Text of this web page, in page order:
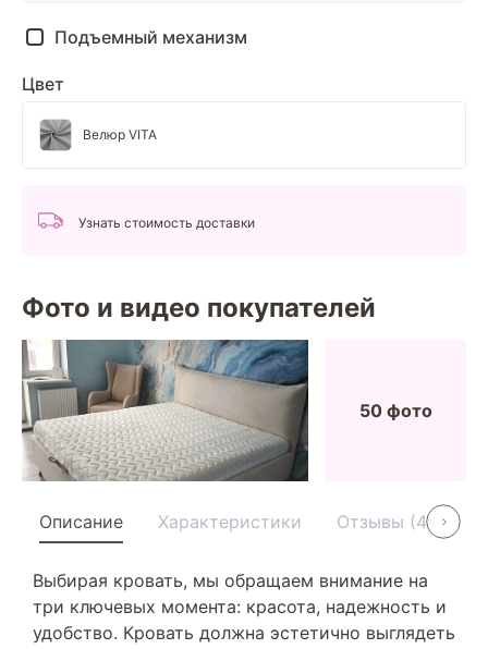
Подъемный механизм
Цвет
Велюр VITA
Узнать стоимость доставки
Фото и видео покупателей
50 фото
Описание Характеристики Отзывы (40)
Выбирая кровать, мы обращаем внимание на
три ключевых момента: красота, надежность и
удобство. Кровать должна эстетично выглядеть